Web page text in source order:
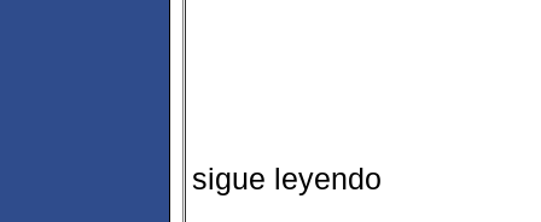
sigue leyendo